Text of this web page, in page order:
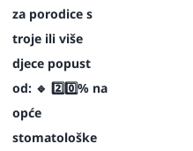
za porodice s
troje ili više
djece popust
od: 🔹 2️⃣0️⃣% na
opće
stomatološke